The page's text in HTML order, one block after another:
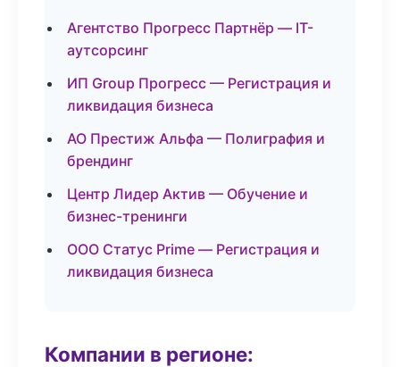
Агентство Прогресс Партнёр — IT-
аутсорсинг
ИП Group Прогресс — Регистрация и
ликвидация бизнеса
АО Престиж Альфа — Полиграфия и
брендинг
Центр Лидер Актив — Обучение и
бизнес-тренинги
ООО Статус Prime — Регистрация и
ликвидация бизнеса
Компании в регионе: